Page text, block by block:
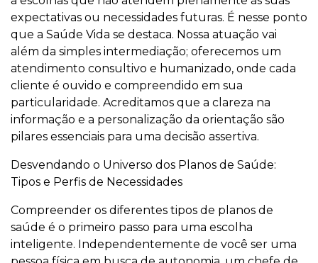
expectativas ou necessidades futuras. É nesse ponto
que a Saúde Vida se destaca. Nossa atuação vai
além da simples intermediação; oferecemos um
atendimento consultivo e humanizado, onde cada
cliente é ouvido e compreendido em sua
particularidade. Acreditamos que a clareza na
informação e a personalização da orientação são
pilares essenciais para uma decisão assertiva.
Desvendando o Universo dos Planos de Saúde:
Tipos e Perfis de Necessidades
Compreender os diferentes tipos de planos de
saúde é o primeiro passo para uma escolha
inteligente. Independentemente de você ser uma